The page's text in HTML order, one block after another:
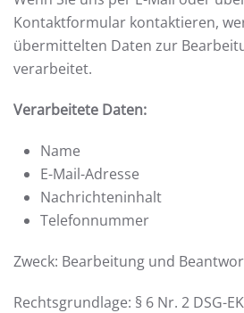
Kontaktformular kontaktieren,
übermittelten Daten zur
verarbeitet.
Verarbeitete Daten:
Name
E-Mail-Adresse
Nachrichteninhalt
Telefonnummer
Zweck: Bearbeitung und
Rechtsgrundlage: § 6 Nr. 2 DSG-